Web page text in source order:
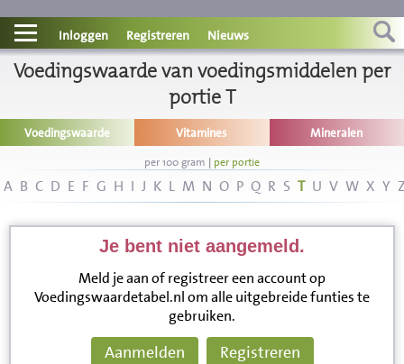
Contact
Informatie
Inloggen Registreren Nieuws
Voedingswaarde van voedingsmiddelen per
portie T
Voedingswaarde Vitamines Mineralen
per 100 gram | per portie
A B C D E F G H I J K L M N O P Q R S T U V W X Y
Je bent niet aangemeld.
Meld je aan of registreer een account op
Voedingswaardetabel.nl om alle uitgebreide funties te
gebruiken.
Aanmelden Registreren